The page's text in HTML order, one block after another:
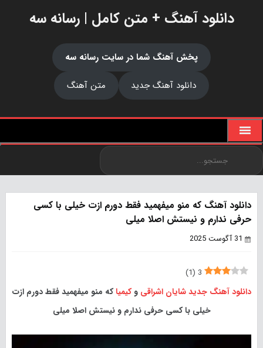
دانلود آهنگ + متن کامل | رسانه سه
پخش آهنگ شما در سایت رسانه سه
دانلود آهنگ جدید
متن آهنگ
دانلود آهنگ که منو میفهمید فقط دورم ازت خیلی با کسی
حرفی ندارم و نیستش اصلا میلی
31 آگوست 2025
3
(
1
)
دانلود آهنگ جدید شایان اشراقی وکیمیاکه منو میفهمید فقط دورم ازت
خیلی با کسی حرفی ندارم و نیستش اصلا میلی